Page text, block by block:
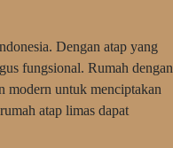
Dengan atap yang
fungsional. Rumah dengan
modern untuk menciptakan
atap limas dapat